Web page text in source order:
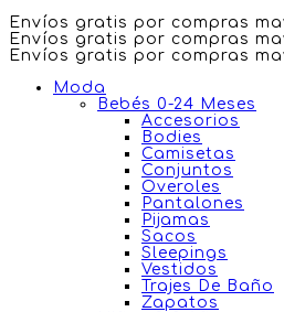
Envíos gratis por compras
Envíos gratis por compras
Envíos gratis por compras
Moda
Bebés 0-24 Meses
Accesorios
Bodies
Camisetas
Conjuntos
Overoles
Pantalones
Pijamas
Sacos
Sleepings
Vestidos
Trajes De Baño
Zapatos